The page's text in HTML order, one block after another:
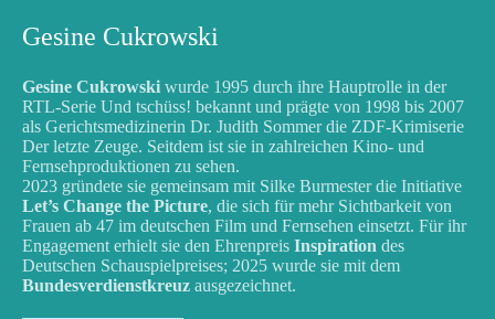
Gesine Cukrowski
Gesine Cukrowski wurde 1995 durch ihre Hauptrolle in der
RTL-Serie Und tschüss! bekannt und prägte von 1998 bis 2007
als Gerichtsmedizinerin Dr. Judith Sommer die ZDF-Krimiserie
Der letzte Zeuge. Seitdem ist sie in zahlreichen Kino- und
Fernsehproduktionen zu sehen.
2023 gründete sie gemeinsam mit Silke Burmester die Initiative
Let’s Change the Picture, die sich für mehr Sichtbarkeit von
Frauen ab 47 im deutschen Film und Fernsehen einsetzt. Für ihr
Engagement erhielt sie den Ehrenpreis Inspiration des
Deutschen Schauspielpreises; 2025 wurde sie mit dem
Bundesverdienstkreuz ausgezeichnet.